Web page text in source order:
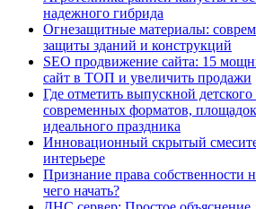
надежного гибрида
Огнезащитные материалы:
защиты зданий и конструкций
SEO продвижение сайта: 15
сайт в ТОП и увеличить продажи
Где отметить выпускной
современных форматов,
идеального праздника
Инновационный скрытый
интерьере
Признание права собственности
чего начать?